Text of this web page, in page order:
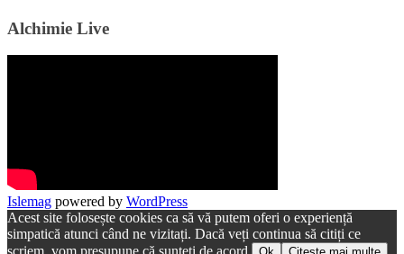
Alchimie Live
Islemag powered by WordPress
Acest site folosește cookies ca să vă putem oferi o experiență
simpatică atunci când ne vizitați. Dacă veți continua să citiți ce